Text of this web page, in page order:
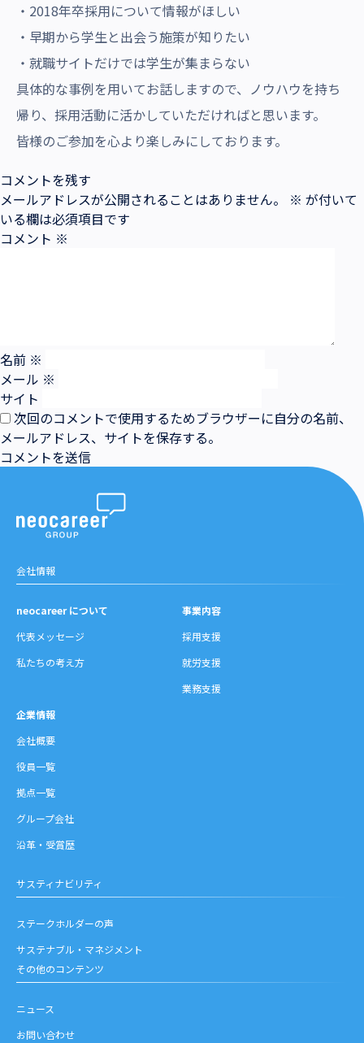
・2018年卒採用について情報がほしい
・早期から学生と出会う施策が知りたい
・就職サイトだけでは学生が集まらない
具体的な事例を用いてお話しますので、ノウハウを持ち
帰り、採用活動に活かしていただければと思います。
皆様のご参加を心より楽しみにしております。
コメントを残す
メールアドレスが公開されることはありません。
※ が付いて
いる欄は必須項目です
コメント ※
名前 ※
メール ※
サイト
次回のコメントで使用するためブラウザーに自分の名前、
メールアドレス、サイトを保存する。
会社情報
neocareer について
代表メッセージ
私たちの考え方
事業内容
採用支援
就労支援
業務支援
企業情報
会社概要
役員一覧
拠点一覧
グループ会社
沿革・受賞歴
サスティナビリティ
ステークホルダーの声
サステナブル・マネジメント
その他のコンテンツ
ニュース
お問い合わせ